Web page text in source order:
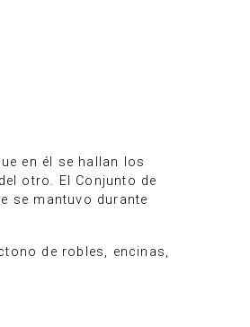
en él se hallan los
otro. El Conjunto de
se mantuvo durante
de robles, encinas,